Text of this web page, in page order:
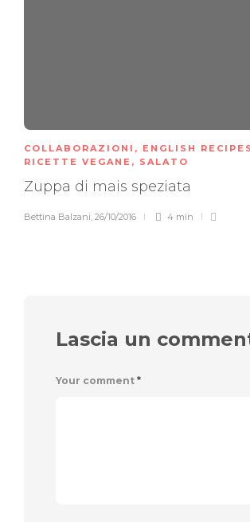
COLLABORAZIONI , ENGLISH RECIPES
RICETTE VEGANE , SALATO
Zuppa di mais speziata
Bettina Balzani, 26/10/2016 4 min
Lascia un
Your comment *